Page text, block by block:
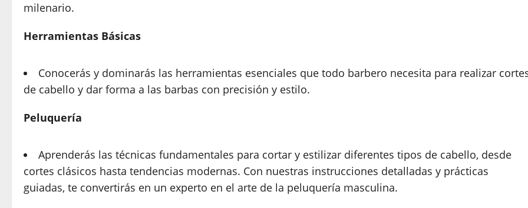
milenario.
Herramientas Básicas
Conocerás y dominarás las herramientas esenciales que todo barbero necesita para realizar
de cabello y dar forma a las barbas con precisión y estilo.
Peluquería
Aprenderás las técnicas fundamentales para cortar y estilizar diferentes tipos de cabello, desde
cortes clásicos hasta tendencias modernas. Con nuestras instrucciones detalladas y prácticas
guiadas, te convertirás en un experto en el arte de la peluquería masculina.